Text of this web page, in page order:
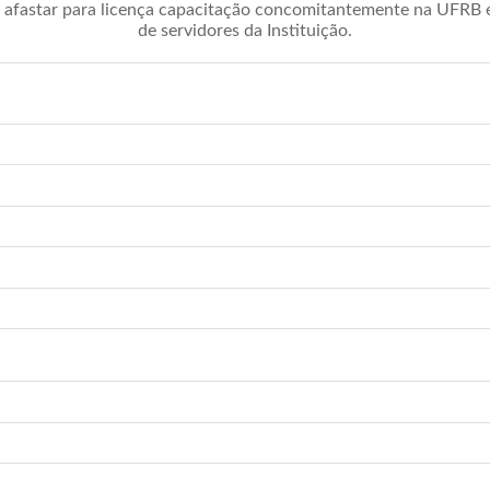
para licença capacitação concomitantemente na
de servidores da Instituição.